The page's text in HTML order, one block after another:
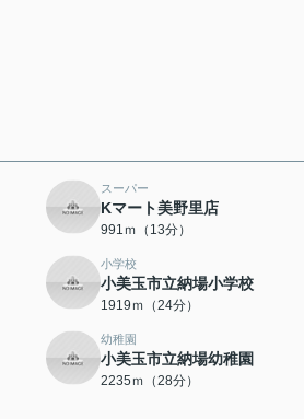
スーパー
Kマート美野里店
991ｍ（13分）
小学校
小美玉市立納場小学校
1919ｍ（24分）
幼稚園
小美玉市立納場幼稚園
2235ｍ（28分）